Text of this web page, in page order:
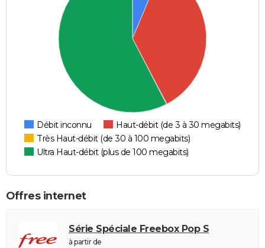
Débit inconnu
Haut-débit (de 3 à 30 megabits)
Très Haut-débit (de 30 à 100 megabits)
Ultra Haut-débit (plus de 100 megabits)
Offres internet
Série Spéciale Freebox Pop S
à partir de